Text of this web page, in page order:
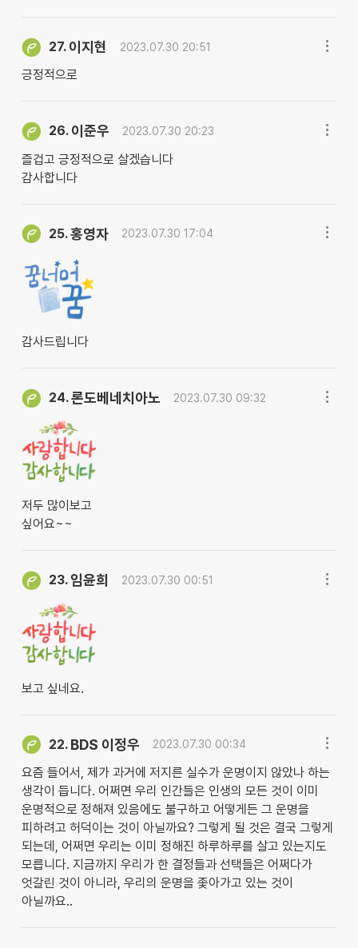
27. 이지현 2023.07.30 20:51
긍정적으로
26. 이준우 2023.07.30 20:23
즐겁고 긍정적으로 살겠습니다
감사합니다
25.홍영자 2023.07.30 17:04
감사드립니다
24.론도베네치아노 2023.07.30 09:32
저두 많이보고
싶어요~~
23. 임윤희 2023.07.30 00:51
보고 싶네요.
22. BDS 이정우 2023.07.30 00:34
요즘 들어서, 제가 과거에 저지른 실수가 운명이지 않았나 하는
생각이 듭니다. 어쩌면 우리 인간들은 인생의 모든 것이 이미
운명적으로 정해져 있음에도 불구하고 어떻게든 그 운명을
피하려고 허덕이는 것이 아닐까요? 그렇게 될 것은 결국 그렇게
되는데, 어쩌면 우리는 이미 정해진 하루하루를 살고 있는지도
모릅니다. 지금까지 우리가 한 결정들과 선택들은 어쩌다가
엇갈린 것이 아니라, 우리의 운명을 좇아가고 있는 것이
아닐까요..